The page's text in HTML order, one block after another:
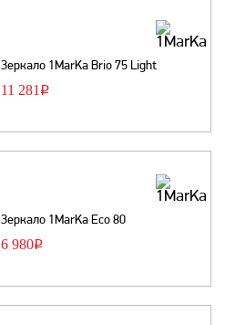
Зеркало 1MarKa Brio 75 Light
11 281 Р
Зеркало 1MarKa Eco 80
6 980Р